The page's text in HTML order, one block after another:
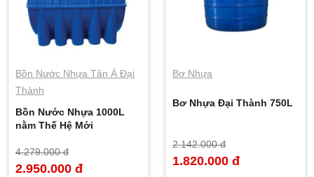
Bồn Nước Nhựa Tân Á Đại
Thành
Bồn Nước Nhựa 1000L
nằm Thế Hệ Mới
4.279.000 đ
2.950.000 đ
Bơ Nhựa
Bơ Nhựa Đại Thành 750L
2.142.000 đ
1.820.000 đ